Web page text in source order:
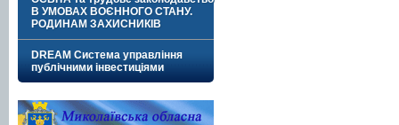
В УМОВАХ ВОЄННОГО СТАНУ.
РОДИНАМ ЗАХИСНИКІВ
DREAM Система управління
публічними інвестиціями